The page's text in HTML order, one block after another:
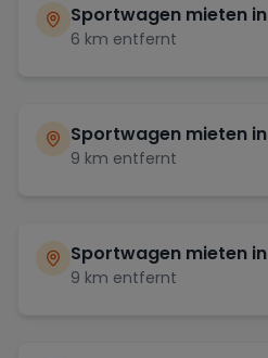
Sportwagen mieten in
6 km entfernt
Sportwagen mieten in
9 km entfernt
Sportwagen mieten in
9 km entfernt